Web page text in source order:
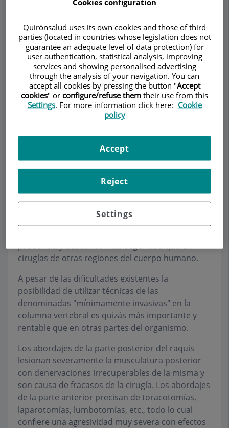
Description ServicesTeam ContactRelevant details
Opening hours
Make an appointment
Técnicas mínimamente
invasivas
técnicas mínimamente invasivas en cirugía de
la columna vertebralvan avanzando de manera
lenta pero progresiva. Las características
especiales de la cirugía del raquis hacen que los
prudencia y buscando más seguridad que en
cirugías de otras regiones del cuerpo humano.
A pesar de las dificultades existentes la
posibilidad de utilizar técnicas de las
denominadas "mínimamente invasivas" en la
columna vertebral es quizás más importante y
rentable que en otras partes del organismo.
Los abordajes de la parte posterior del raquis
lesionan severamente la musculatura posterior
con denervaciones irrecuperables de la misma y
son causa de fracasos de la cirugía. Los abordajes
de la parte anterior precisan de toracotomías,
laparotomías, lumbotomías, etc., todo lo cual
confiere una agresividad muy severa con efectos
Quirónsalud uses its own cookies and those of third
parties (located in countries whose legislation does not
guarantee an adequate level of data protection) for
user authentication, statistical analysis, improving
services and showing personalised advertising
through the analysis of your navigation. You can
accept all cookies by pressing the button "Accept
cookies" or configure/refuse them their use from this
Settings. For more information click here: Cookie
policy
Settings
Reject
Accept